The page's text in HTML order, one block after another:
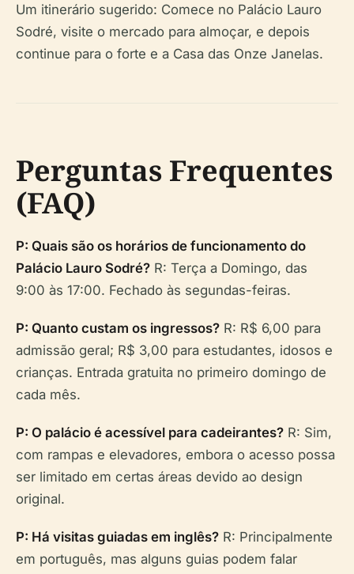
Um itinerário sugerido: Comece no Palácio Lauro
Sodré, visite o mercado para almoçar, e depois
continue para o forte e a Casa das Onze Janelas.
Perguntas Frequentes
(FAQ)
P: Quais são os horários de funcionamento do
Palácio Lauro Sodré? R: Terça a Domingo, das
9:00 às 17:00. Fechado às segundas-feiras.
P: Quanto custam os ingressos? R: R$ 6,00 para
admissão geral; R$ 3,00 para estudantes, idosos e
crianças. Entrada gratuita no primeiro domingo de
cada mês.
P: O palácio é acessível para cadeirantes? R: Sim,
com rampas e elevadores, embora o acesso possa
ser limitado em certas áreas devido ao design
original.
P: Há visitas guiadas em inglês? R: Principalmente
em português, mas alguns guias podem falar